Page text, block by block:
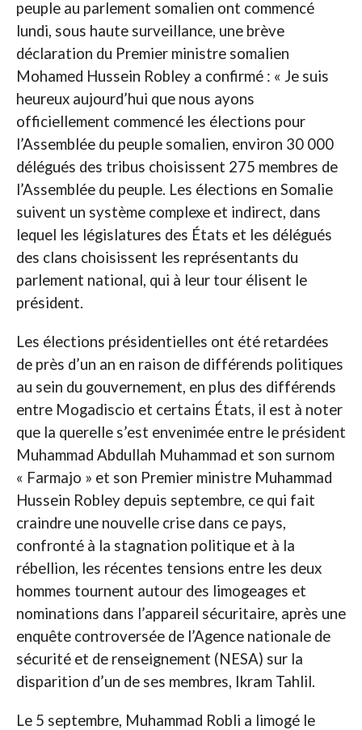
peuple au parlement somalien ont commencé
lundi, sous haute surveillance, une brève
déclaration du Premier ministre somalien
Mohamed Hussein Robley a confirmé : « Je suis
heureux aujourd’hui que nous ayons
officiellement commencé les élections pour
l’Assemblée du peuple somalien, environ 30 000
délégués des tribus choisissent 275 membres de
l’Assemblée du peuple. Les élections en Somalie
suivent un système complexe et indirect, dans
lequel les législatures des États et les délégués
des clans choisissent les représentants du
parlement national, qui à leur tour élisent le
président.
Les élections présidentielles ont été retardées
de près d’un an en raison de différends politiques
au sein du gouvernement, en plus des différends
entre Mogadiscio et certains États, il est à noter
que la querelle s’est envenimée entre le président
Muhammad Abdullah Muhammad et son surnom
« Farmajo » et son Premier ministre Muhammad
Hussein Robley depuis septembre, ce qui fait
craindre une nouvelle crise dans ce pays,
confronté à la stagnation politique et à la
rébellion, les récentes tensions entre les deux
hommes tournent autour des limogeages et
nominations dans l’appareil sécuritaire, après une
enquête controversée de l’Agence nationale de
sécurité et de renseignement (NESA) sur la
disparition d’un de ses membres, Ikram Tahlil.
Le 5 septembre, Muhammad Robli a limogé le